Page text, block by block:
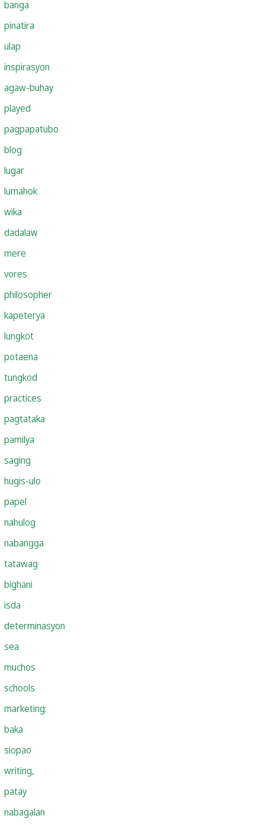
banga
pinatira
ulap
inspirasyon
agaw-buhay
played
pagpapatubo
blog
lugar
lumahok
wika
dadalaw
mere
vores
philosopher
kapeterya
lungkot
potaena
tungkod
practices
pagtataka
pamilya
saging
hugis-ulo
papel
nahulog
nabangga
tatawag
bighani
isda
determinasyon
sea
muchos
schools
marketing:
baka
siopao
writing,
patay
nabagalan